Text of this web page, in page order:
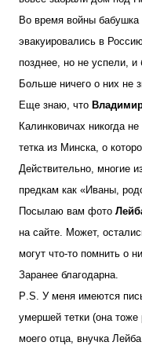
Во время войны
эвакуировались в
позднее, но не успели, и
Больше ничего о них не
Еще знаю, что
Калинковичах никогда
тетка из Минска, о
Действительно, многие
предкам как «Иваны,
Посылаю вам фото
на сайте. Может,
могут что-то помнить о
Заранее благодарна.
P.S. У меня имеются
умершей тетки (она тоже
моего отца, внучка